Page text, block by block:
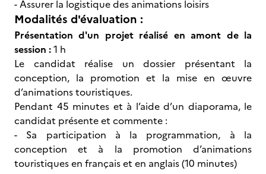
- Assurer la logistique des animations loisirs
Modalités d'évaluation :
Présentation d'un projet réalisé en amont de la
session :1 h
Le candidat réalise un dossier présentant la
conception, la promotion et la mise en œuvre
d’animations touristiques.
Pendant 45 minutes et à l’aide d’un diaporama, le
candidat présente et commente :
- Sa participation à la programmation, à la
conception et à la promotion d’animations
touristiques en français et en anglais (10 minutes)